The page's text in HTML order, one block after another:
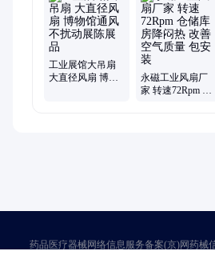
用风扇、商用工业吊扇、商用吊扇、永
变频风扇、大型变频风扇、商用大型吊
风扇、户外立柱风扇、户外立柱吊扇
工业展馆大吊扇
大直径风扇 博物
永磁工业风扇厂
家 转速72Rpm 仓
药品医疗器械网络信息服务备案(京)网药械